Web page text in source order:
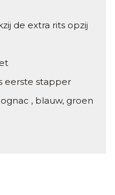
de extra rits opzij
eerste stapper
, blauw, groen